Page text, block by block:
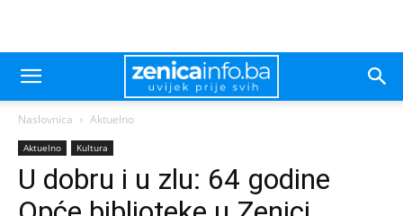
Naslovnica Aktuelno
Aktuelno Kultura
U dobru i u zlu: 64 godine